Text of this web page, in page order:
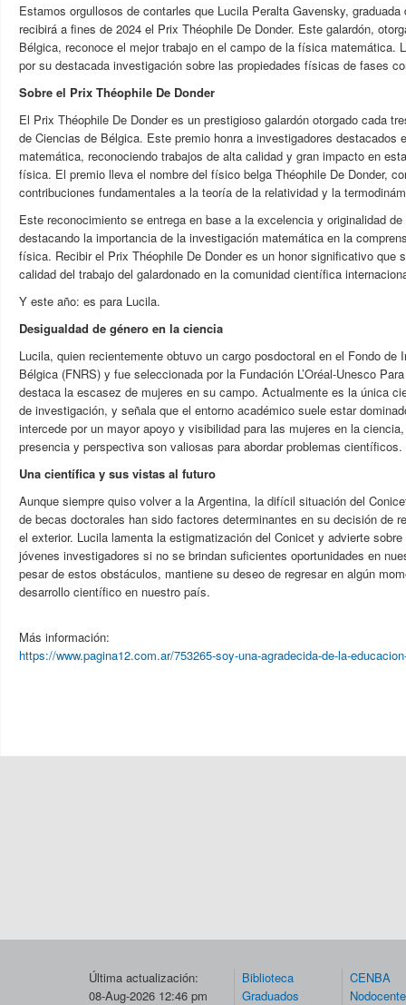
Estamos orgullosos de contarles que Lucila Peralta Gavensky, graduada
recibirá a fines de 2024 el Prix Théophile De Donder. Este galardón,
Bélgica, reconoce el mejor trabajo en el campo de la física matemática.
por su destacada investigación sobre las propiedades físicas de fases
Sobre el Prix Théophile De Donder
El Prix Théophile De Donder es un prestigioso galardón otorgado cada
de Ciencias de Bélgica. Este premio honra a investigadores destacados
matemática, reconociendo trabajos de alta calidad y gran impacto en
física. El premio lleva el nombre del físico belga Théophile De Donder,
contribuciones fundamentales a la teoría de la relatividad y la
Este reconocimiento se entrega en base a la excelencia y originalidad
destacando la importancia de la investigación matemática en la
física. Recibir el Prix Théophile De Donder es un honor significativo que
calidad del trabajo del galardonado en la comunidad científica
Y este año: es para Lucila.
Desigualdad de género en la ciencia
Lucila, quien recientemente obtuvo un cargo posdoctoral en el Fondo de
Bélgica (FNRS) y fue seleccionada por la Fundación L’Oréal-Unesco
destaca la escasez de mujeres en su campo. Actualmente es la única
de investigación, y señala que el entorno académico suele estar
intercede por un mayor apoyo y visibilidad para las mujeres en la
presencia y perspectiva son valiosas para abordar problemas científicos.
Una científica y sus vistas al futuro
Aunque siempre quiso volver a la Argentina, la difícil situación del
de becas doctorales han sido factores determinantes en su decisión de
el exterior. Lucila lamenta la estigmatización del Conicet y advierte
jóvenes investigadores si no se brindan suficientes oportunidades en
pesar de estos obstáculos, mantiene su deseo de regresar en algún
desarrollo científico en nuestro país.
Más información:
https://www.pagina12.com.ar/753265-soy-una-agradecida-de-la-
Última actualización:
08-Aug-2026 12:46 pm
Biblioteca
Graduados
CENBA